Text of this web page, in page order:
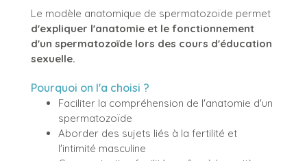
Le modèle anatomique de spermatozoïde permet
d'expliquer l'anatomie et le fonctionnement
d'un spermatozoïde lors des cours d'éducation
sexuelle.
Pourquoi on l'a choisi ?
Faciliter la compréhension de l'anatomie d'un
spermatozoïde
Aborder des sujets liés à la fertilité et
l'intimité masculine